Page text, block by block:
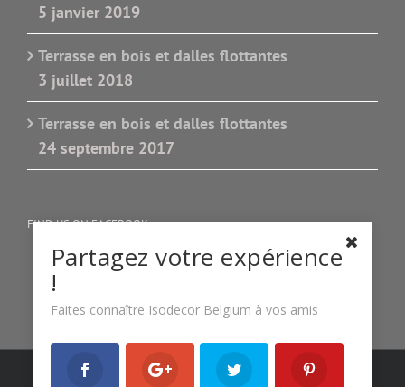
5 janvier 2019
Terrasse en bois et dalles flottantes
3 juillet 2018
Terrasse en bois et dalles flottantes
24 septembre 2017
FIND US ON FACEBOOK
Copyright 2022 Isodecor Belgium| All Rights
Partagez votre expérience
!
Faites connaître Isodecor Belgium à vos amis